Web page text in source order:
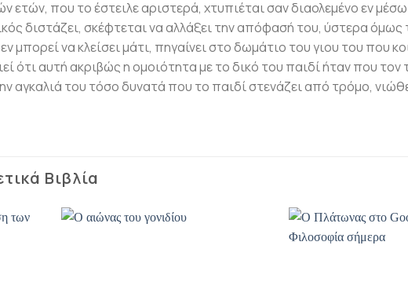
ετών, που το έστειλε αριστερά, χτυπιέται σαν διαολεμένο εν
διστάζει, σκέφτεται να αλλάξει την απόφασή του, ύστερα όμως
μπορεί να κλείσει μάτι, πηγαίνει στο δωμάτιο του γιου του που
ότι αυτή ακριβώς η ομοιότητα με το δικό του παιδί ήταν που
αγκαλιά του τόσο δυνατά που το παιδί στενάζει από τρόμο,
Βιβλία